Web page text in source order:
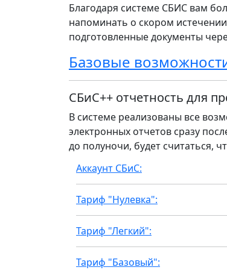
Благодаря системе СБИС вам
напоминать о скором
подготовленные документы
Базовые
СБиС++ отчетность для
В системе реализованы все
электронных отчетов сразу
до полуночи, будет считаться,
Аккаунт СБиС:
Тариф "Нулевка":
Тариф "Легкий":
Тариф "Базовый":